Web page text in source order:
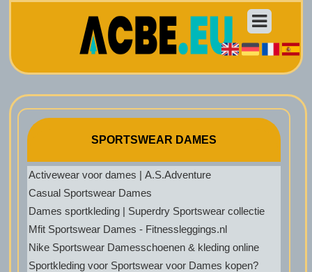
SPORTSWEAR DAMES
Activewear voor dames | A.S.Adventure
Casual Sportswear Dames
Dames sportkleding | Superdry Sportswear collectie
Mfit Sportswear Dames - Fitnessleggings.nl
Nike Sportswear Damesschoenen & kleding online
Sportkleding voor Sportswear voor Dames kopen?